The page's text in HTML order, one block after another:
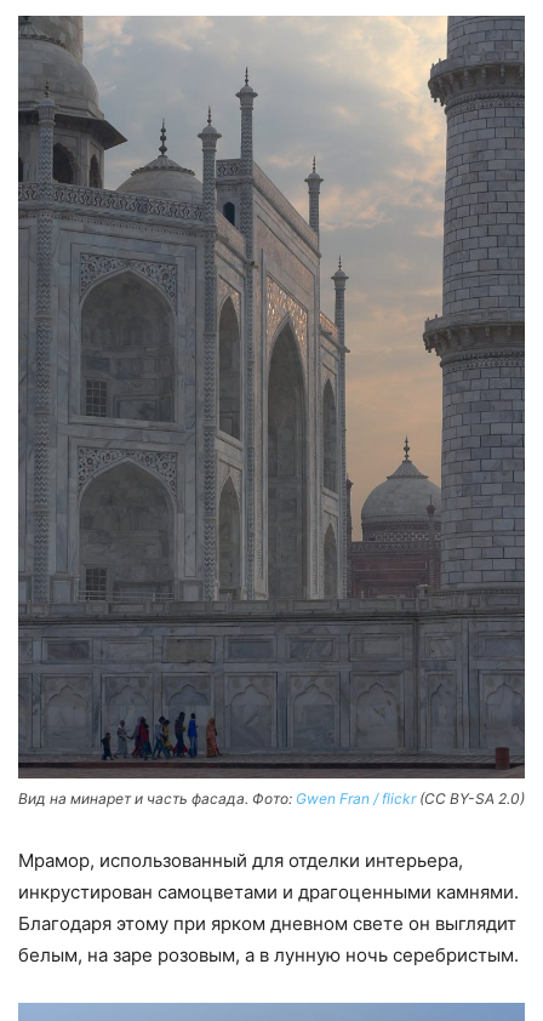
Вид на минарет и часть фасада. Фото: Gwen Fran / flickr(CC BY-SA 2.0)
Мрамор, использованный для отделки интерьера,
инкрустирован самоцветами и драгоценными камнями.
Благодаря этому при ярком дневном свете он выглядит
белым, на заре розовым, а в лунную ночь серебристым.